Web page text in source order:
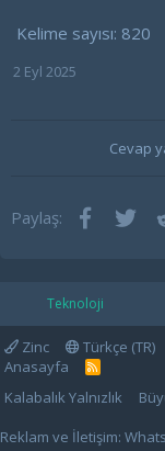
Kelime sayısı: 820
2 Eyl 2025
Cevap
Paylaş:
Teknoloji
Zinc Türkçe (TR)
Anasayfa
R
S
Kalabalık Yalnızlık
Reklam ve İletişim: